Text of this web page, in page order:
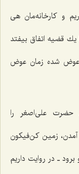
و كارخانه‌مان هی
قضیه اتفاق بیفتد
عوض شده زمان عوض
علی‌اصغر را
زمین كن‌فیكون
ـ در روایت داریم